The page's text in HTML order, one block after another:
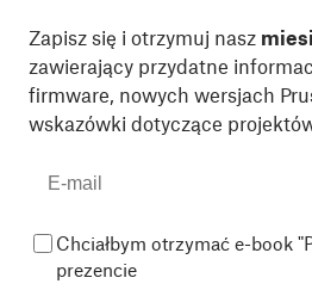
Zapisz się i otrzymuj nasz
zawierający przydatne
firmware, nowych wersjach
wskazówki dotyczące
Chciałbym otrzymać e-book
prezencie